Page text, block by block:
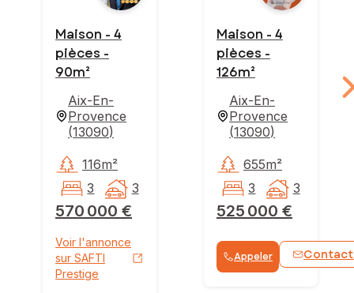
Maison - 4
pièces -
90m²
Aix-En-
Provence
(13090)
570 000 €
116m²
3
3
Voir l'annonce
sur SAFTI
Prestige
Maison - 4
pièces -
126m²
Aix-En-
Provence
(13090)
525 000 €
655m²
3
3
Appeler